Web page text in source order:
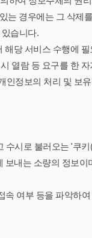
는 경우에는 그 삭제
습니다.
당 서비스 수행에
열람 등 요구를 한
정보의 처리 및
시로 불러오는 '쿠
내는 소량의 정보
여부 등을 파악하